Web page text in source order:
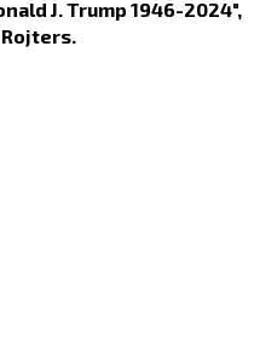
J. Trump 1946-2024",